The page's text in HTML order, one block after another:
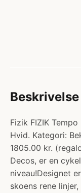
Beskrivelse
Fizik FIZIK
Hvid. Kategori:
1805.00 kr.
Decos, er en
niveau!Designet
skoens rene